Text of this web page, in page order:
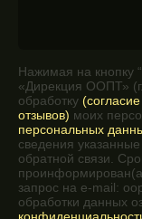
Нажимая на кнопку
«Дирекция ООПТ»
обработку
отзывов) моих
персональных
сведения
обратной связи.
запрос на e-mail:
обработки данных